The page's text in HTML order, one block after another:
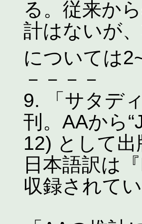
る。従来か
計はないが
については
－－－－
9. 「サタデ
刊。AAから
12) として
日本語訳は
収録されて